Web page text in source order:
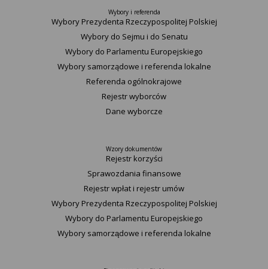
Wybory i referenda
Wybory Prezydenta Rzeczypospolitej Polskiej
Wybory do Sejmu i do Senatu
Wybory do Parlamentu Europejskiego
Wybory samorządowe i referenda lokalne
Referenda ogólnokrajowe
Rejestr wyborców
Dane wyborcze
Wzory dokumentów
Rejestr korzyści
Sprawozdania finansowe
Rejestr wpłat i rejestr umów
Wybory Prezydenta Rzeczypospolitej Polskiej
Wybory do Parlamentu Europejskiego
Wybory samorządowe i referenda lokalne